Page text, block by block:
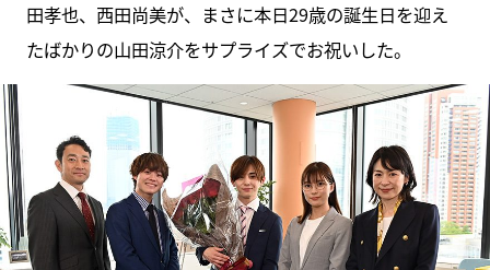
田孝也、西田尚美が、まさに本日29歳の誕生日を迎え
たばかりの山田涼介をサプライズでお祝いした。